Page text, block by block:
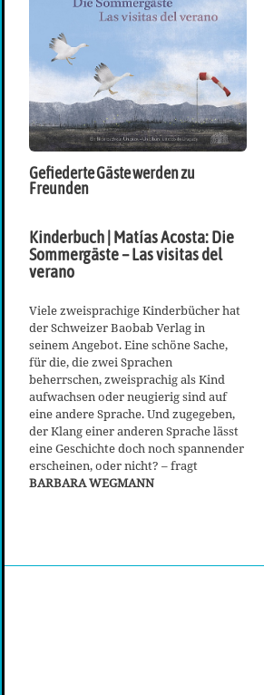
Gefiederte Gäste werden zu
Freunden
Kinderbuch | Matías Acosta: Die
Sommergäste – Las visitas del
verano
Viele zweisprachige Kinderbücher hat
der Schweizer Baobab Verlag in
seinem Angebot. Eine schöne Sache,
für die, die zwei Sprachen
beherrschen, zweisprachig als Kind
aufwachsen oder neugierig sind auf
eine andere Sprache. Und zugegeben,
der Klang einer anderen Sprache lässt
eine Geschichte doch noch spannender
erscheinen, oder nicht? – fragt
BARBARA WEGMANN